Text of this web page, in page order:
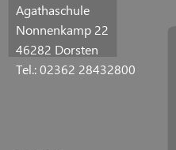
Agathaschule
Nonnenkamp 22
46282 Dorsten
Tel.: 02362 28432800